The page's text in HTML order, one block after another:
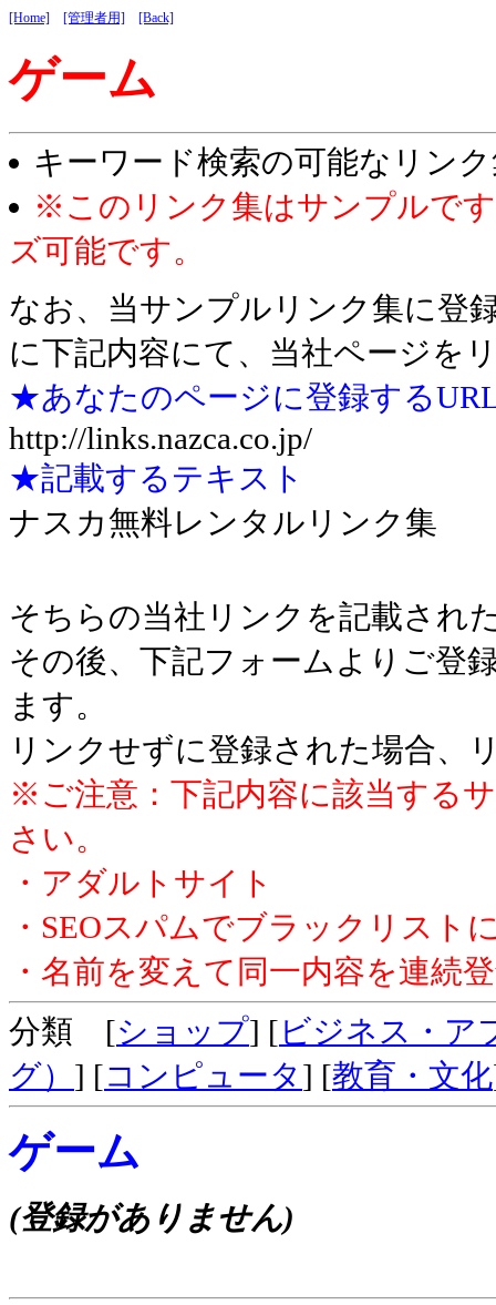
[Home] [管理者用] [Back]
ゲーム
キーワード検索の可能なリン
※このリンク集はサンプルで
ズ可能です。
なお、当サンプルリンク集に登
に下記内容にて、当社ページを
★あなたのページに登録する
http://links.nazca.co.jp/
★記載するテキスト
ナスカ無料レンタルリンク集
そちらの当社リンクを記載され
その後、下記フォームよりご登
ます。
リンクせずに登録された場合、
※ご注意：下記内容に該当する
さい。
・アダルトサイト
・SEOスパムでブラックリスト
・名前を変えて同一内容を連続
分類 [ショップ] [ビジネス・ア
グ） ] [コンピュータ ] [教育・文化
ゲーム
(登録がありません)